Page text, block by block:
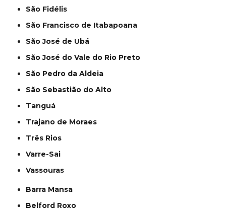
São Fidélis
São Francisco de Itabapoana
São José de Ubá
São José do Vale do Rio Preto
São Pedro da Aldeia
São Sebastião do Alto
Tanguá
Trajano de Moraes
Três Rios
Varre-Sai
Vassouras
Barra Mansa
Belford Roxo